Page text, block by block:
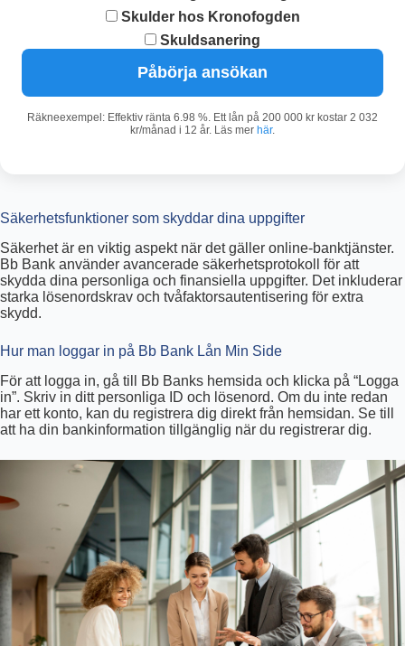
Skulder hos Kronofogden
Skuldsanering
Påbörja ansökan
Räkneexempel: Effektiv ränta 6.98 %. Ett lån på 200 000 kr kostar 2 032
kr/månad i 12 år. Läs mer här.
Säkerhetsfunktioner som skyddar dina uppgifter
Säkerhet är en viktig aspekt när det gäller online-banktjänster.
Bb Bank använder avancerade säkerhetsprotokoll för att
skydda dina personliga och finansiella uppgifter. Det inkluderar
starka lösenordskrav och tvåfaktorsautentisering för extra
skydd.
Hur man loggar in på Bb Bank Lån Min Side
För att logga in, gå till Bb Banks hemsida och klicka på “Logga
in”. Skriv in ditt personliga ID och lösenord. Om du inte redan
har ett konto, kan du registrera dig direkt från hemsidan. Se till
att ha din bankinformation tillgänglig när du registrerar dig.